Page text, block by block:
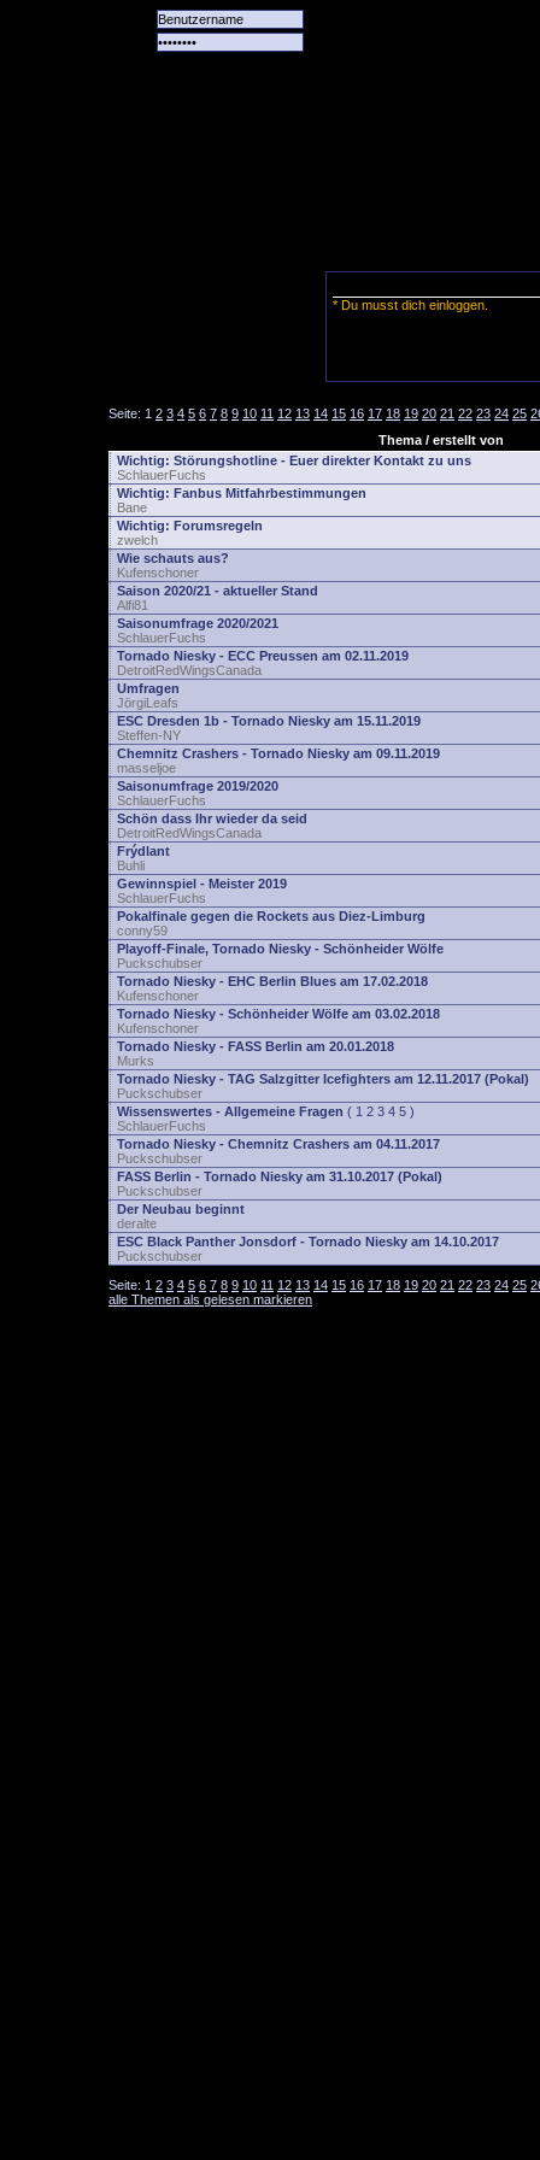
* Du musst dich einloggen.
Seite: 1 2 3 4 5 6 7 8 9 10 11 12 13 14 15 16 17 18 19 20 21 22 23 24 25
Thema / erstellt von
Wichtig: Störungshotline - Euer direkter Kontakt zu uns
SchlauerFuchs
Wichtig: Fanbus Mitfahrbestimmungen
Bane
Wichtig: Forumsregeln
zwelch
Wie schauts aus?
Kufenschoner
Saison 2020/21 - aktueller Stand
Alfi81
Saisonumfrage 2020/2021
SchlauerFuchs
Tornado Niesky - ECC Preussen am 02.11.2019
DetroitRedWingsCanada
Umfragen
JörgiLeafs
ESC Dresden 1b - Tornado Niesky am 15.11.2019
Steffen-NY
Chemnitz Crashers - Tornado Niesky am 09.11.2019
masseljoe
Saisonumfrage 2019/2020
SchlauerFuchs
Schön dass Ihr wieder da seid
DetroitRedWingsCanada
Frýdlant
Buhli
Gewinnspiel - Meister 2019
SchlauerFuchs
Pokalfinale gegen die Rockets aus Diez-Limburg
conny59
Playoff-Finale, Tornado Niesky - Schönheider Wölfe
Puckschubser
Tornado Niesky - EHC Berlin Blues am 17.02.2018
Kufenschoner
Tornado Niesky - Schönheider Wölfe am 03.02.2018
Kufenschoner
Tornado Niesky - FASS Berlin am 20.01.2018
Murks
Tornado Niesky - TAG Salzgitter Icefighters am 12.11.2017 (Pokal)
Puckschubser
Wissenswertes - Allgemeine Fragen ( 1 2 3 4 5 )
SchlauerFuchs
Tornado Niesky - Chemnitz Crashers am 04.11.2017
Puckschubser
FASS Berlin - Tornado Niesky am 31.10.2017 (Pokal)
Puckschubser
Der Neubau beginnt
deralte
ESC Black Panther Jonsdorf - Tornado Niesky am 14.10.2017
Puckschubser
Seite: 1 2 3 4 5 6 7 8 9 10 11 12 13 14 15 16 17 18 19 20 21 22 23 24 25
alle Themen als gelesen markieren